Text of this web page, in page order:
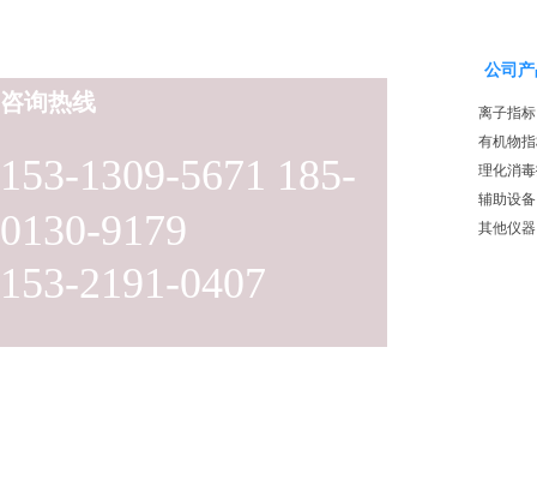
153-1309-5671 185-
0130-9179
153-2191-0407
咨询热线
公司
离子指标
有机物
理化消
辅助设备
其他仪器